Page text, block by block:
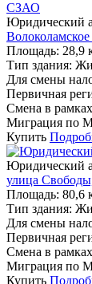
СЗАО
Юридический
Площадь: 28,9
Тип здания:
Для смены
Первичная
Смена в
Миграция по
Купить
Юридический
улица
Площадь: 80,6
Тип здания:
Для смены
Первичная
Смена в
Миграция по
Купить